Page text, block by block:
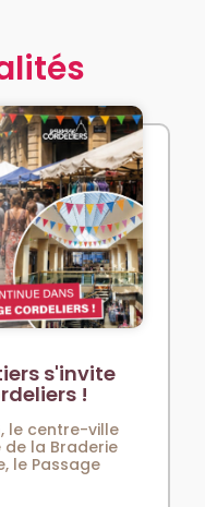
s'invite
!
le centre-ville
de la Braderie
le Passage